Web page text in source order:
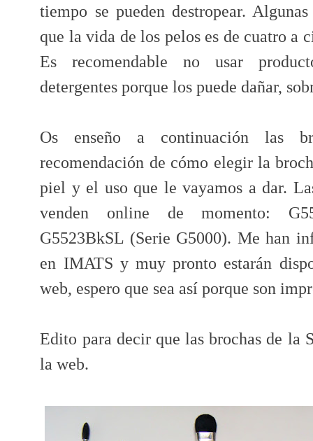
tiempo se pueden destropear.
que la vida de los pelos es de cuatro a
Es recomendable no usar
detergentes porque los puede dañar,
Os enseño a continuación las
recomendación de cómo elegir la
piel y el uso que le vayamos a dar.
venden online de momento:
G5523BkSL (Serie G5000). Me han
en IMATS y muy pronto estarán
web, espero que sea así porque son
Edito para decir que las brochas de la
la web.